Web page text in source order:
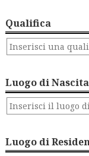
Qualifica
Luogo di Nascita
Luogo di